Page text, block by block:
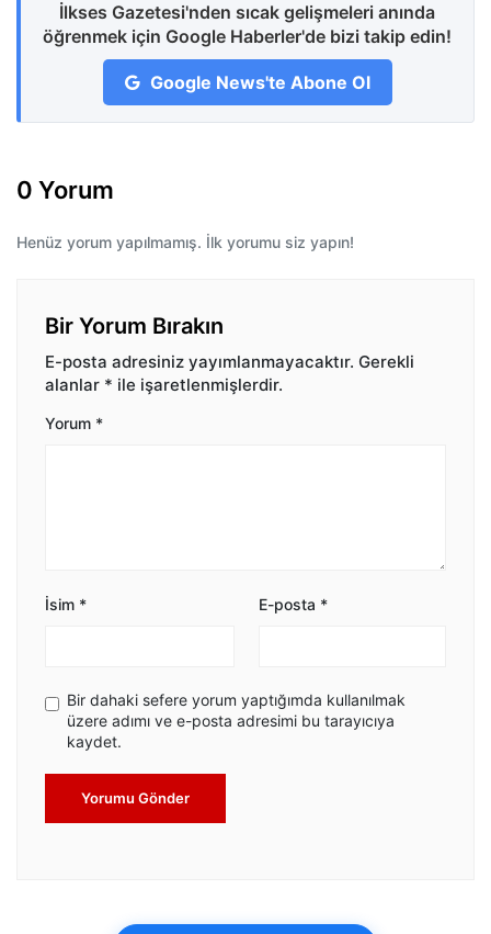
İlkses Gazetesi'nden sıcak gelişmeleri anında
öğrenmek için Google Haberler'de bizi takip edin!
Google News'te Abone Ol
0 Yorum
Henüz yorum yapılmamış. İlk yorumu siz yapın!
Bir Yorum Bırakın
E-posta adresiniz yayımlanmayacaktır. Gerekli
alanlar * ile işaretlenmişlerdir.
Yorum *
İsim * E-posta *
Bir dahaki sefere yorum yaptığımda kullanılmak
üzere adımı ve e-posta adresimi bu tarayıcıya
kaydet.
Yorumu Gönder